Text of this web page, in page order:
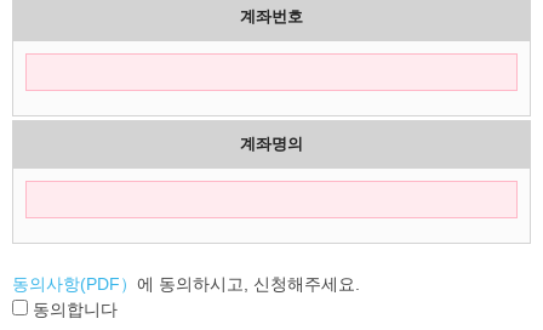
계좌번호
계좌명의
동의사항(PDF） 에 동의하시고, 신청해주세요.
동의합니다